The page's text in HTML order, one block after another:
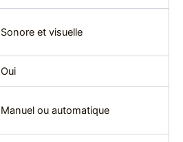
Sonore et visuelle
Oui
Manuel ou automatique